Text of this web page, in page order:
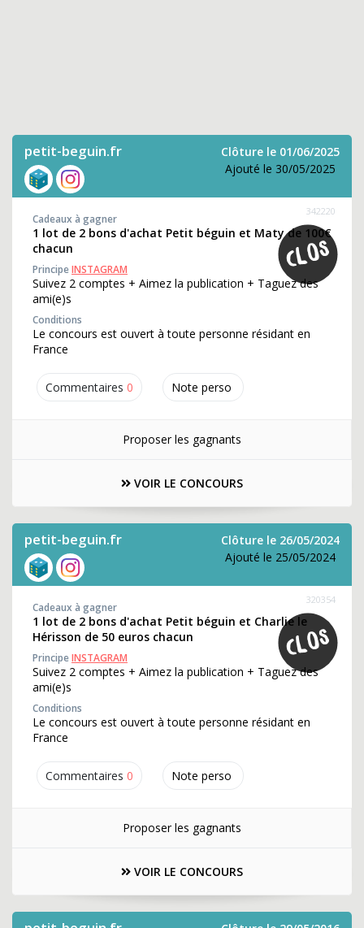
petit-beguin.fr
Clôture le 01/06/2025
Ajouté le 30/05/2025
Commentaires 0 Note perso
342220
Cadeaux à gagner
1 lot de 2 bons d'achat Petit béguin et Maty de 100€
chacun
PrincipeINSTAGRAM
Suivez 2 comptes + Aimez la publication + Taguez des
ami(e)s
Conditions
Le concours est ouvert à toute personne résidant en
France
Proposer les gagnants
VOIR LE CONCOURS
petit-beguin.fr
Clôture le 26/05/2024
Ajouté le 25/05/2024
Commentaires 0 Note perso
320354
Cadeaux à gagner
1 lot de 2 bons d'achat Petit béguin et Charlie le
Hérisson de 50 euros chacun
PrincipeINSTAGRAM
Suivez 2 comptes + Aimez la publication + Taguez des
ami(e)s
Conditions
Le concours est ouvert à toute personne résidant en
France
Proposer les gagnants
VOIR LE CONCOURS